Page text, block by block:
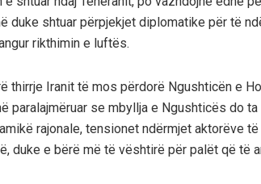
duke shtuar përpjekjet diplomatike për të
rikthimin e luftës.
thirrje Iranit të mos përdorë Ngushticën e
paralajmëruar se mbyllja e Ngushticës do
rajonale, tensionet ndërmjet aktorëve
duke e bërë më të vështirë për palët që të